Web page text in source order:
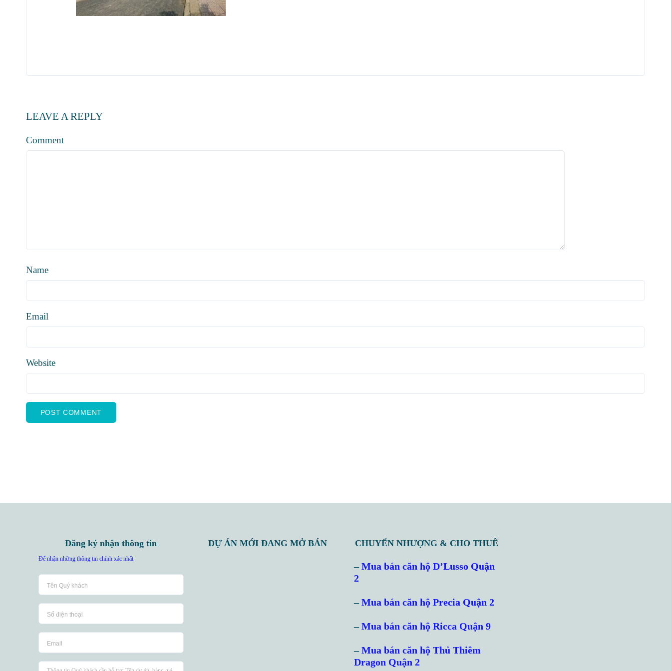
LEAVE A REPLY
Comment
Name
Email
Website
Đăng ký nhận thông tin
Để nhận những thông tin chính xác nhất
DỰ ÁN MỚI ĐANG MỞ BÁN CHUYỂN NHƯỢNG & CHO THUÊ
–Mua bán căn hộ D’Lusso Quận
2
–Mua bán căn hộ Precia Quận 2
–Mua bán căn hộ Ricca Quận 9
–Mua bán căn hộ Thủ Thiêm
Dragon Quận 2